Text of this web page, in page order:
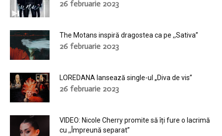
26 februarie 2023
The Motans inspiră dragostea ca pe ,,Sativa”
26 februarie 2023
LOREDANA lansează single-ul „Diva de vis”
26 februarie 2023
VIDEO: Nicole Cherry promite să îți fure o lacrimă
cu ,,Împreună separat”